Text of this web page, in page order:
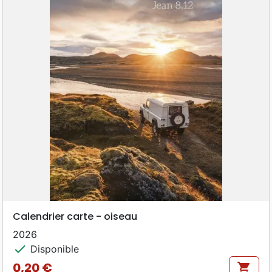
Calendrier carte - oiseau
2026
check Disponible
0,20 € shopping_cart